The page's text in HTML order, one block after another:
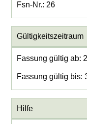
Fsn-Nr.: 26
Gültigkeitszeitraum
Fassung gültig ab:
Fassung gültig bis:
Hilfe